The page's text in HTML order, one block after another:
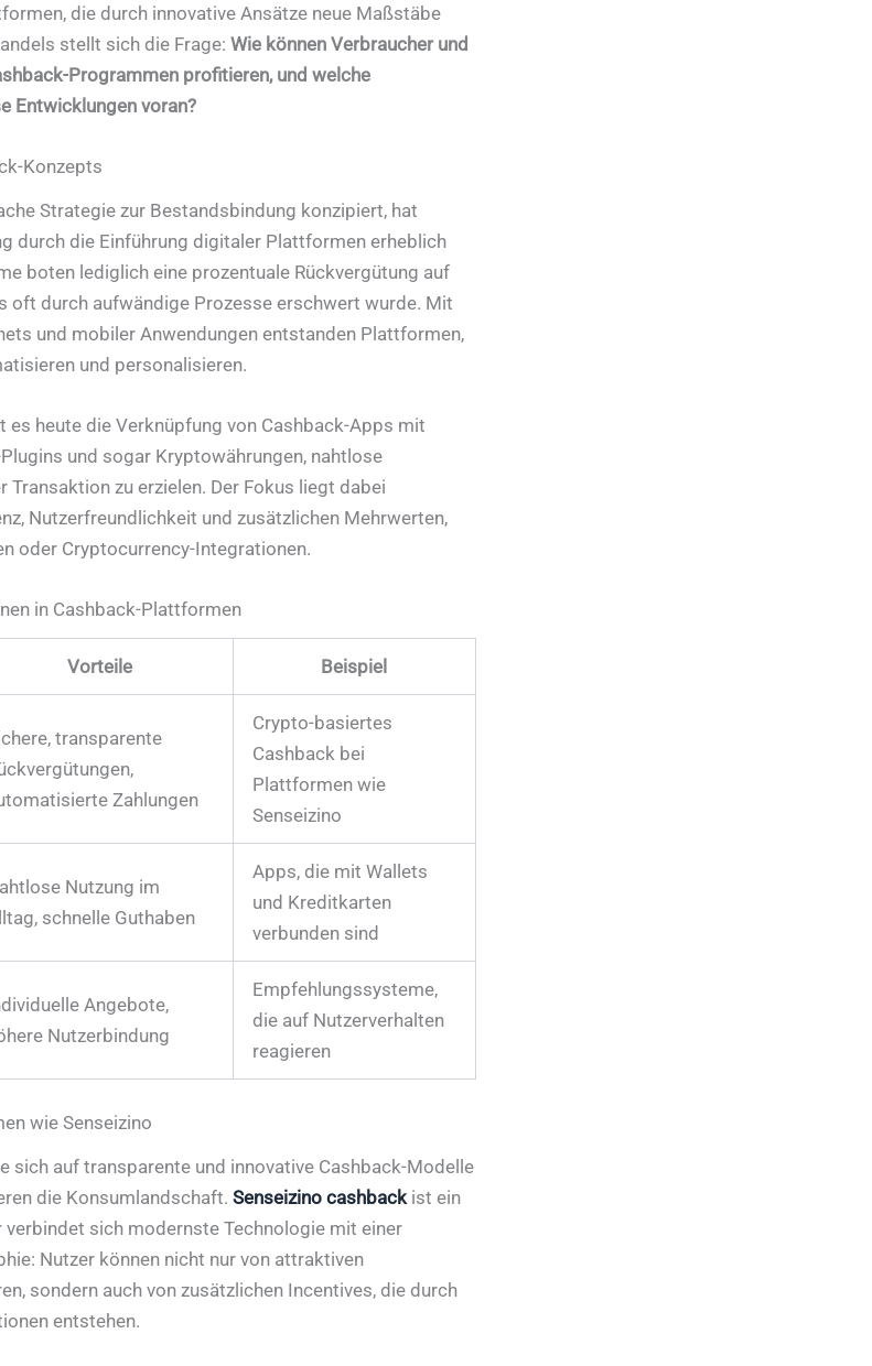
die durch innovative Ansätze neue Maßstäbe
stellt sich die Frage: Wie können Verbraucher und
Programmen profitieren, und welche
Entwicklungen voran?
Konzepts
Strategie zur Bestandsbindung konzipiert, hat
durch die Einführung digitaler Plattformen erheblich
boten lediglich eine prozentuale Rückvergütung auf
oft durch aufwändige Prozesse erschwert wurde. Mit
und mobiler Anwendungen entstanden Plattformen,
und personalisieren.
heute die Verknüpfung von Cashback-Apps mit
und sogar Kryptowährungen, nahtlose
Transaktion zu erzielen. Der Fokus liegt dabei
Nutzerfreundlichkeit und zusätzlichen Mehrwerten,
oder Cryptocurrency-Integrationen.
in Cashback-Plattformen
Vorteile Beispiel
transparente
Zahlungen
Crypto-basiertes
Cashback bei
Plattformen wie
Senseizino
Nutzung im
schnelle Guthaben
Apps, die mit Wallets
und Kreditkarten
verbunden sind
Angebote,
Nutzerbindung
Empfehlungssysteme,
die auf Nutzerverhalten
reagieren
wie Senseizino
sich auf transparente und innovative Cashback-Modelle
die Konsumlandschaft. Senseizino cashbackist ein
verbindet sich modernste Technologie mit einer
Nutzer können nicht nur von attraktiven
sondern auch von zusätzlichen Incentives, die durch
entstehen.